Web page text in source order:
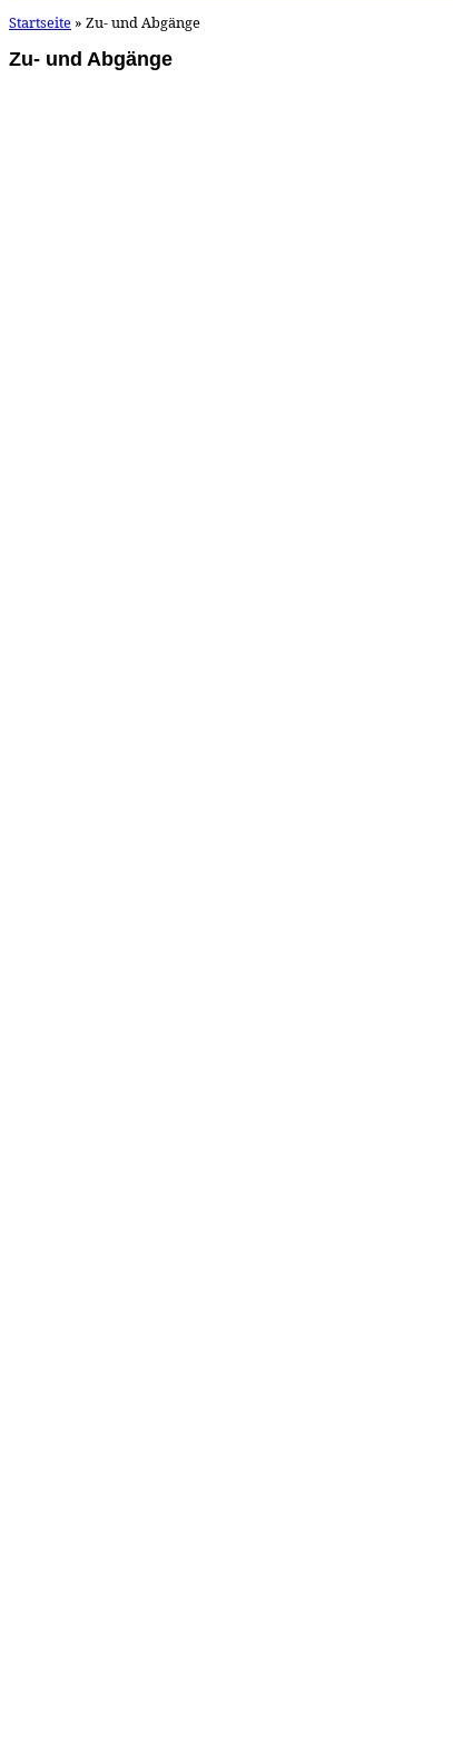
Startseite » Zu- und Abgänge
Zu- und Abgänge